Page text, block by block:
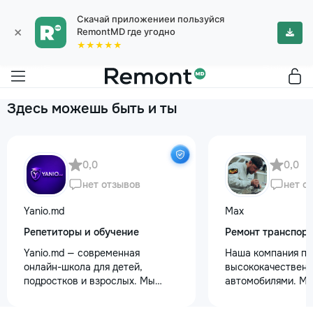
×
Скачай приложениеи пользуйся
RemontMD где угодно
★★★★★
Здесь можешь быть и ты
0,0
нет отзывов
Yanio.md
Репетиторы и обучение
Yanio.md — современная
онлайн-школа для детей,
подростков и взрослых. Мы
0,0
нет
Max
Ремонт
Наша компания
автомобилями.